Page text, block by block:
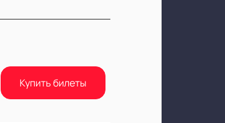
Купить билеты